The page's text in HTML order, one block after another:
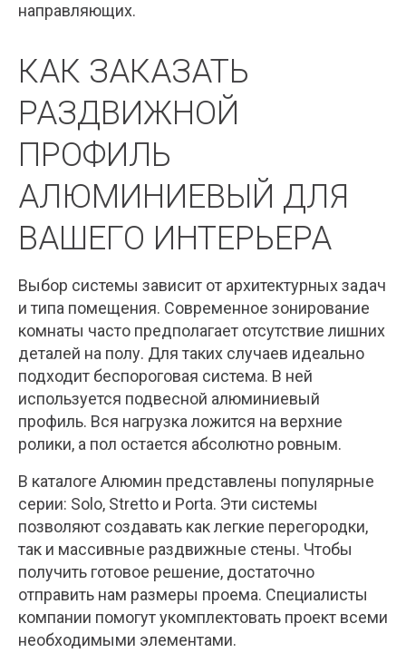
направляющих.
КАК ЗАКАЗАТЬ
РАЗДВИЖНОЙ
ПРОФИЛЬ
АЛЮМИНИЕВЫЙ ДЛЯ
ВАШЕГО ИНТЕРЬЕРА
Выбор системы зависит от архитектурных задач
и типа помещения. Современное зонирование
комнаты часто предполагает отсутствие лишних
деталей на полу. Для таких случаев идеально
подходит беспороговая система. В ней
используется подвесной алюминиевый
профиль. Вся нагрузка ложится на верхние
ролики, а пол остается абсолютно ровным.
В каталоге Алюмин представлены популярные
серии: Solo, Stretto и Porta. Эти системы
позволяют создавать как легкие перегородки,
так и массивные раздвижные стены. Чтобы
получить готовое решение, достаточно
отправить нам размеры проема. Специалисты
компании помогут укомплектовать проект всеми
необходимыми элементами.